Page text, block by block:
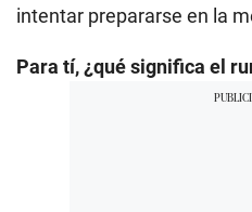
intentar prepararse en la
Para tí, ¿qué significa el